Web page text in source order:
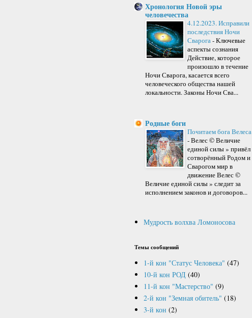
Хронология Новой эры
человечества
4.12.2023. Исправили
последствия Ночи
Сварога-Ключевые
аспекты сознания
Действие, которое
произошло в течение
Ночи Сварога, касается всего
человеческого общества нашей
локальности. Законы Ночи Сва...
Родные боги
Почитаем бога Велеса
-Велес © Величие
единой силы » привёл
сотворённый Родом и
Сварогом мир в
движение Велес ©
Величие единой силы » следит за
исполнением законов и договоров...
Мудрость волхва Ломоносова
Темы сообщений
1-й кон "Статус Человека" (47)
10-й кон РОД (40)
11-й кон "Мастерство" (9)
2-й кон "Земная обитель" (18)
3-й кон (2)